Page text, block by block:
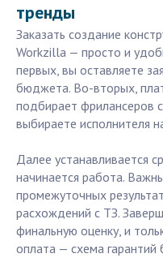
тренды
Заказать создание
Workzilla — просто и
первых, вы оставляете
бюджета. Во-вторых,
подбирает фрилансеров
выбираете исполнителя
Далее устанавливается
начинается работа.
промежуточных
расхождений с ТЗ.
финальную оценку, и
оплата — схема гарантий